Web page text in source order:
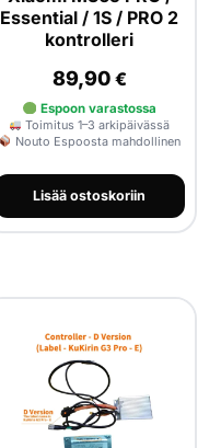
Essential / 1S / PRO 2
kontrolleri
89,90 €
Espoon varastossa
Toimitus 1–3 arkipäivässä
Nouto Espoosta mahdollinen
Lisää ostoskoriin